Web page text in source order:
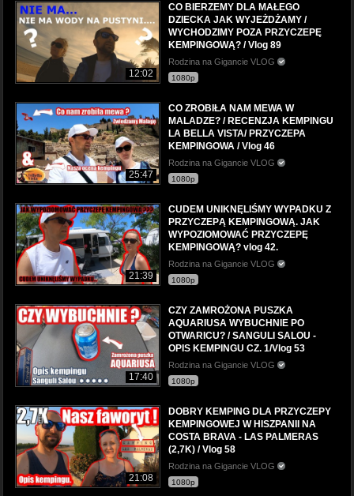
12:02
CO BIERZEMY DLA MAŁEGO
DZIECKA JAK WYJEŻDŻAMY /
WYCHODZIMY POZA PRZYCZEPĘ
KEMPINGOWĄ? / Vlog 89
Rodzina na Gigancie VLOG
1080p
25:47
CO ZROBIŁA NAM MEWA W
MALADZE? / RECENZJA KEMPINGU
LA BELLA VISTA/ PRZYCZEPA
KEMPINGOWA / Vlog 46
Rodzina na Gigancie VLOG
1080p
21:39
CUDEM UNIKNĘLIŚMY WYPADKU Z
PRZYCZEPĄ KEMPINGOWĄ. JAK
WYPOZIOMOWAĆ PRZYCZEPĘ
KEMPINGOWĄ? vlog 42.
Rodzina na Gigancie VLOG
1080p
17:40
CZY ZAMROŻONA PUSZKA
AQUARIUSA WYBUCHNIE PO
OTWARICU? / SANGULI SALOU -
OPIS KEMPINGU CZ. 1/Vlog 53
Rodzina na Gigancie VLOG
1080p
21:08
DOBRY KEMPING DLA PRZYCZEPY
KEMPINGOWEJ W HISZPANII NA
COSTA BRAVA - LAS PALMERAS
(2,7K) / Vlog 58
Rodzina na Gigancie VLOG
1080p